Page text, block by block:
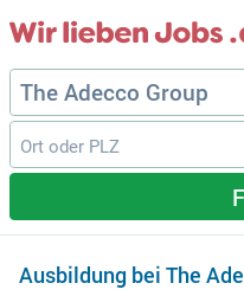
Ausbildung bei The